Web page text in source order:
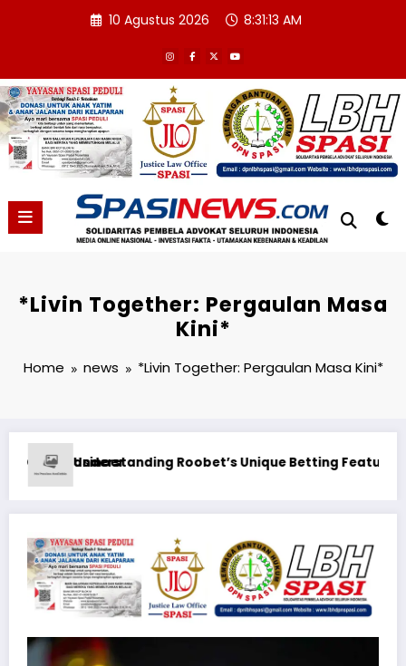
10 Agustus 2026 8:31:14 AM
*Livin Together: Pergaulan Masa
Kini*
Home news *Livin Together: Pergaulan Masa Kini*
Guide: Välj casino utan svensk licens som